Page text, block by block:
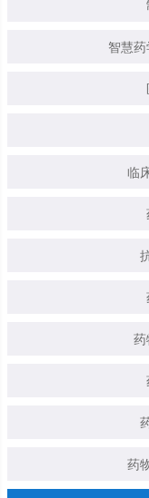
智慧
临
药
药